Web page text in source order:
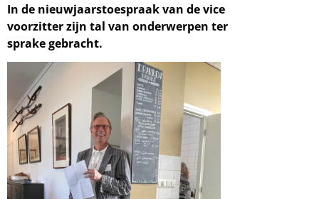
In de nieuwjaarstoespraak van de vice
voorzitter zijn tal van onderwerpen ter
sprake gebracht.